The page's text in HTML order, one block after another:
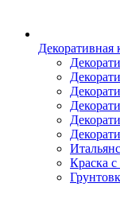
Декоративная
Краска